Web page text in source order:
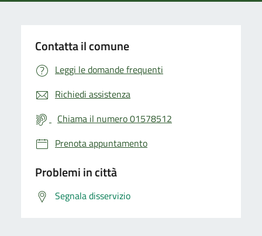
Contatta il comune
Leggi le domande frequenti
Richiedi assistenza
Chiama il numero 01578512
Prenota appuntamento
Problemi in città
Segnala disservizio